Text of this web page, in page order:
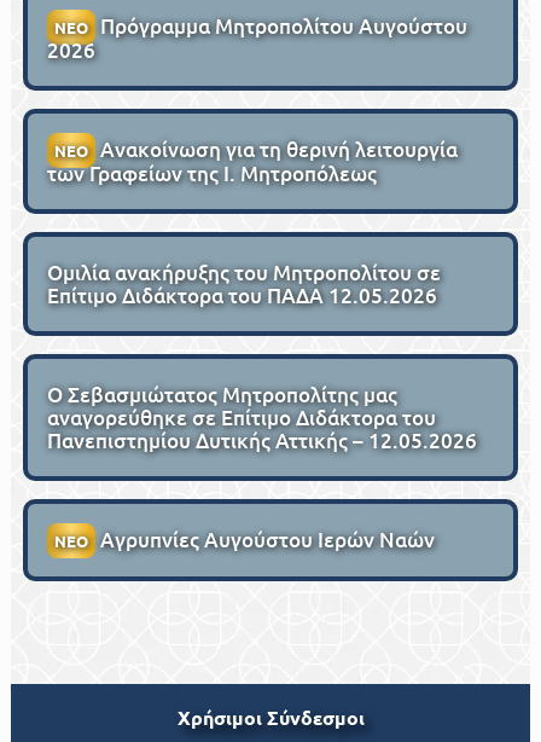
ΝΕΟ Πρόγραμμα Μητροπολίτου Αυγούστου
2026
ΝΕΟ Ανακοίνωση για τη θερινή λειτουργία
των Γραφείων της Ι. Μητροπόλεως
Ομιλία ανακήρυξης του Μητροπολίτου σε
Επίτιμο Διδάκτορα του ΠΑΔΑ 12.05.2026
Ο Σεβασμιώτατος Μητροπολίτης μας
αναγορεύθηκε σε Επίτιμο Διδάκτορα του
Πανεπιστημίου Δυτικής Αττικής – 12.05.2026
ΝΕΟ Αγρυπνίες Αυγούστου Ιερών Ναών
Xρήσιμοι Σύνδεσμοι